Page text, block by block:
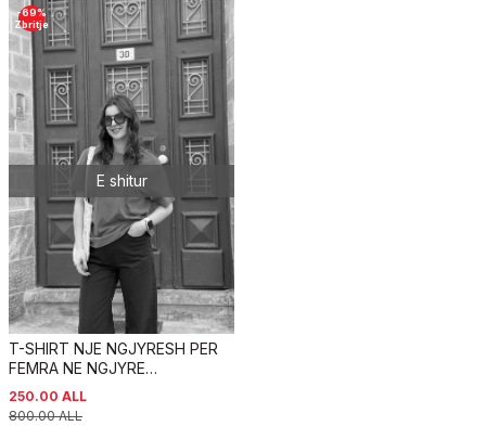
-69%
Zbritje
E shitur
T-SHIRT NJE NGJYRESH PER
FEMRA NE NGJYRE
PORTOKALLI+ 6 PALE ÇORAPE
DHURATE
800.00ALL
250.00 ALL